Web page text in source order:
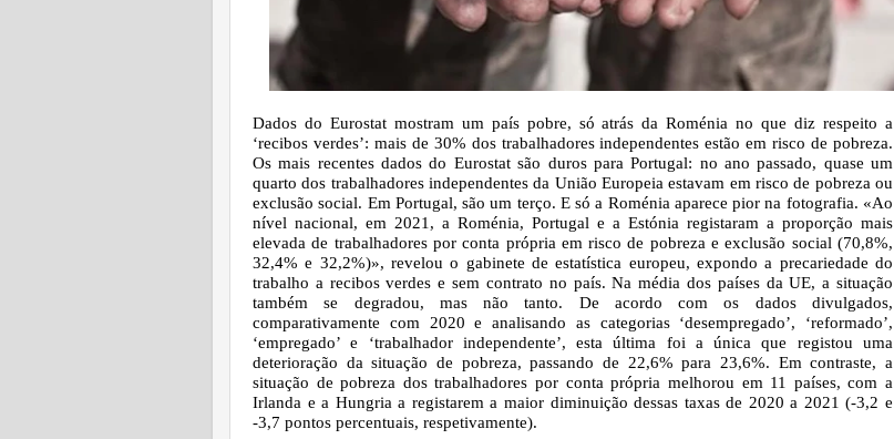
Dados do Eurostat mostram um país pobre, só atrás da Roménia no que diz respeito a
‘recibos verdes’: mais de 30% dos trabalhadores independentes estão em risco de pobreza.
Os mais recentes dados do Eurostat são duros para Portugal: no ano passado, quase um
quarto dos trabalhadores independentes da União Europeia estavam em risco de pobreza ou
exclusão social. Em Portugal, são um terço. E só a Roménia aparece pior na fotografia. «Ao
nível nacional, em 2021, a Roménia, Portugal e a Estónia registaram a proporção mais
elevada de trabalhadores por conta própria em risco de pobreza e exclusão social (70,8%,
32,4% e 32,2%)», revelou o gabinete de estatística europeu, expondo a precariedade do
trabalho a recibos verdes e sem contrato no país. Na média dos países da UE, a situação
também se degradou, mas não tanto. De acordo com os dados divulgados,
comparativamente com 2020 e analisando as categorias ‘desempregado’, ‘reformado’,
‘empregado’ e ‘trabalhador independente’, esta última foi a única que registou uma
deterioração da situação de pobreza, passando de 22,6% para 23,6%. Em contraste, a
situação de pobreza dos trabalhadores por conta própria melhorou em 11 países, com a
Irlanda e a Hungria a registarem a maior diminuição dessas taxas de 2020 a 2021 (-3,2 e
-3,7 pontos percentuais, respetivamente).